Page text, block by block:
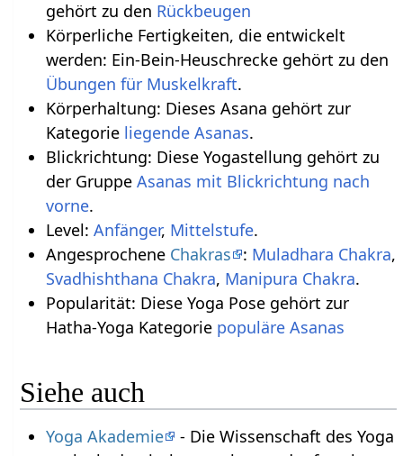
gehört zu den Rückbeugen
Körperliche Fertigkeiten, die entwickelt
werden: Ein-Bein-Heuschrecke gehört zu den
Übungen für Muskelkraft.
Körperhaltung: Dieses Asana gehört zur
Kategorie liegende Asanas.
Blickrichtung: Diese Yogastellung gehört zu
der Gruppe Asanas mit Blickrichtung nach
vorne.
Level: Anfänger, Mittelstufe.
Angesprochene Chakras : Muladhara Chakra,
Svadhishthana Chakra, Manipura Chakra.
Popularität: Diese Yoga Pose gehört zur
Hatha-Yoga Kategorie populäre Asanas
Siehe auch
Yoga Akademie
- Die Wissenschaft des Yoga